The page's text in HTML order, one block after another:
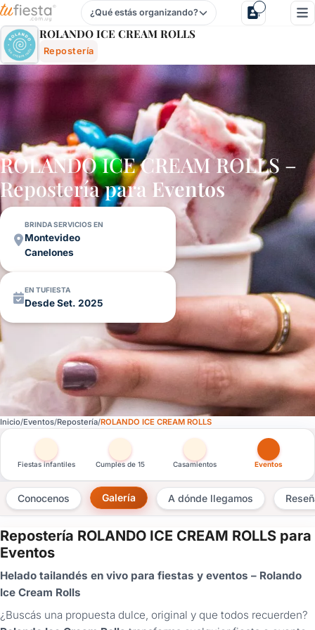
Rolando Ice Cream Rolls - Repostería Para Fiestas Y
¿Qué estás organizando?
ROLANDO ICE CREAM ROLLS
Repostería
ROLANDO ICE CREAM ROLLS –
Repostería para Eventos
BRINDA SERVICIOS EN
Montevideo
Canelones
EN TUFIESTA
Desde Set. 2025
Inicio Eventos Repostería ROLANDO ICE CREAM ROLLS
Otras versiones de esta ficha por tipo de festejo
Fiestas infantiles Cumples de 15 Casamientos Eventos
Conocenos Galería A dónde llegamos
Repostería ROLANDO ICE CREAM ROLLS para
Eventos
Helado tailandés en vivo para fiestas y eventos – Rolando
Ice Cream Rolls
¿Buscás una propuesta dulce, original y que todos recuerden?
×
Consultar
tenés
cuenta?